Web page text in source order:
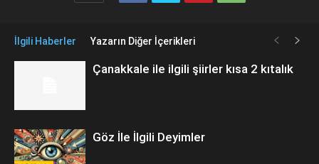
İlgili Haberler Yazarın Diğer İçerikleri
Çanakkale ile ilgili şiirler kısa 2 kıtalık
Göz İle İlgili Deyimler